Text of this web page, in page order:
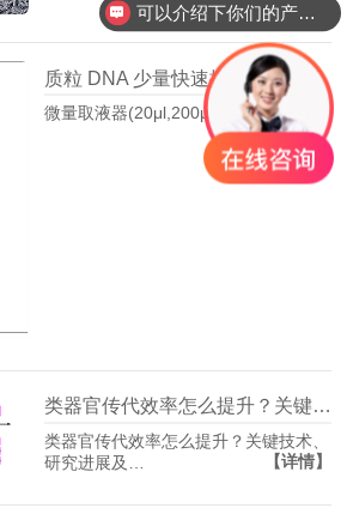
质粒 DNA 少量快速提取实验方案
微量取液器(20μl,200μl,1000μ…
【详情】
类器官传代效率怎么提升？关键技术、研究进展及优化方法指南
类器官传代效率怎么提升？关键技术、
研究进展及…
【详情】
可以介绍下你们的产品么？